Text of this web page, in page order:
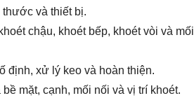
thước và thiết bị.
chậu, khoét bếp, khoét vòi và mối
định, xử lý keo và hoàn thiện.
bề mặt, cạnh, mối nối và vị trí khoét.